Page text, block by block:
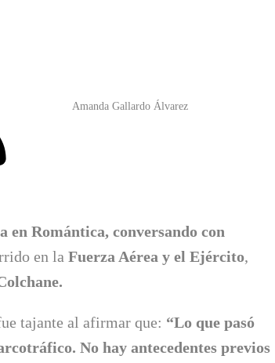
Amanda Gallardo Álvarez
en Romántica, conversando con
en la Fuerza Aérea y el Ejército,
tajante al afirmar que: “Lo que pasó
No hay antecedentes previos